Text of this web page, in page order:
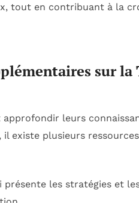
tout en contribuant à la
sur la
leurs
existe plusieurs
présente les stratégies et